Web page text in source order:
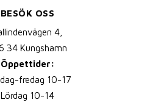
BESÖK OSS
4,
34 Kungshamn
Öppettider:
fredag 10-17
Lördag 10-14